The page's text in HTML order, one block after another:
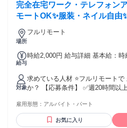
ー・ー・ー・ー・ー・ー・ー・ー
完全在宅ワーク・テレフォン
モートOK✨服装・ネイル自由
場所
フルリモート
給与
時給2,000円 給与詳細 基本給：時給 2000円 ⭐
対象
求めている人材 ⭐フルリモート
か？ 【応募条件】 ✅週20時間以上勤務できる方 ✅コールセン
たは法人営業のご経験がある方 ★第二新卒歓迎 ★フリーター
歓迎 ★ブランクOK ★フルリモー
リモートワークOK ⏩活かせる知識やスキル ───────────
雇用形態： アルバイト・パート
お気に入り